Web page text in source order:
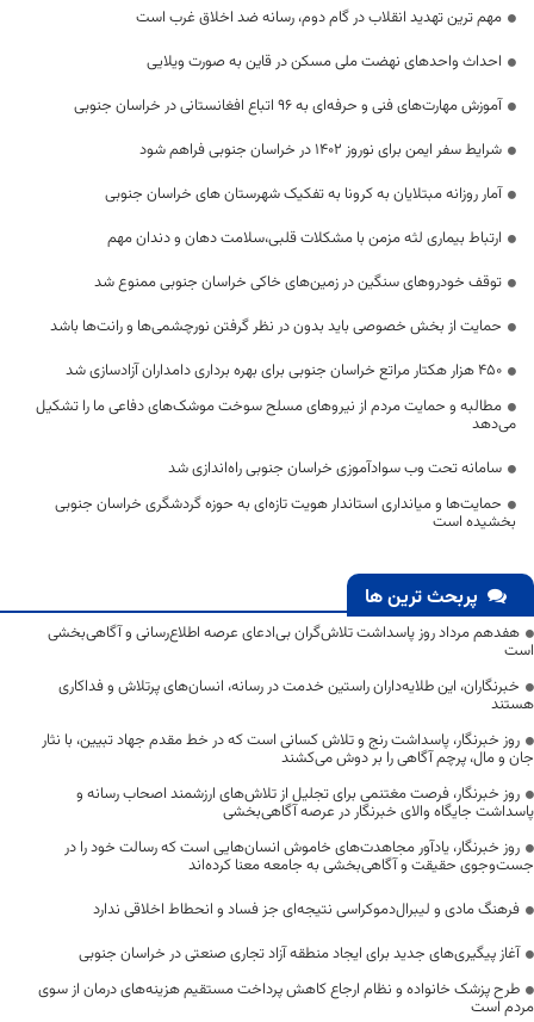
مهم ترین تهدید انقلاب در گام دوم، رسانه ضد اخلاق غرب است
احداث واحدهای نهضت ملی مسکن در قاین به صورت ویلایی
آموزش مهارت‌های فنی و حرفه‌ای به ۹۶ اتباع افغانستانی در خراسان جنوبی
شرایط سفر ایمن برای نوروز 1402 در خراسان جنوبی فراهم شود
آمار روزانه مبتلایان به کرونا به تفکیک شهرستان های خراسان جنوبی
ارتباط بیماری لثه مزمن با مشکلات قلبی،سلامت دهان و دندان مهم
توقف خودروهای سنگین در زمین‌های خاکی خراسان جنوبی ممنوع شد
حمایت از بخش خصوصی باید بدون در نظر گرفتن نورچشمی‌ها و رانت‌ها باشد
۴۵۰ هزار هکتار مراتع خراسان جنوبی برای بهره برداری دامداران آزادسازی شد
مطالبه و حمایت مردم از نیروهای مسلح سوخت موشک‌های دفاعی ما را تشکیل
می‌دهد
سامانه تحت وب سوادآموزی خراسان جنوبی راه‌اندازی شد
حمایت‌ها و میانداری استاندار هویت تازه‌ای به حوزه گردشگری خراسان جنوبی
بخشیده است
پربحث ترین ها
هفدهم مرداد روز پاسداشت تلاش‌گران بی‌ادعای عرصه اطلاع‌رسانی و آگاهی‌بخشی
است
خبرنگاران، این طلایه‌داران راستین خدمت در رسانه، انسان‌های پرتلاش و فداکاری
هستند
روز خبرنگار، پاسداشت رنج و تلاش کسانی است که در خط مقدم جهاد تبیین، با نثار
جان و مال، پرچم آگاهی را بر دوش می‌کشند
روز خبرنگار، فرصت مغتنمی برای تجلیل از تلاش‌های ارزشمند اصحاب رسانه و
پاسداشت جایگاه والای خبرنگار در عرصه آگاهی‌بخشی
روز خبرنگار، یادآور مجاهدت‌های خاموش انسان‌هایی است که رسالت خود را در
جست‌وجوی حقیقت و آگاهی‌بخشی به جامعه معنا کرده‌اند
فرهنگ مادی و لیبرال‌دموکراسی نتیجه‌ای جز فساد و انحطاط اخلاقی ندارد
آغاز پیگیری‌های جدید برای ایجاد منطقه آزاد تجاری صنعتی در خراسان جنوبی
طرح پزشک خانواده و نظام ارجاع کاهش پرداخت مستقیم هزینه‌های درمان از سوی
مردم است